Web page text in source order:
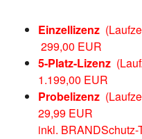
Einzellizenz
299,00 EUR
5-Platz-Lizenz
1.199,00 EUR
Probelizenz
29,99 EUR
inkl. BRANDSchutz-